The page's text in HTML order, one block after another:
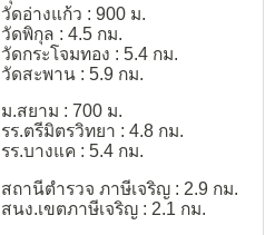
วัดอ่างแก้ว : 900 ม.
วัดพิกุล : 4.5 กม.
วัดกระโจมทอง : 5.4 กม.
วัดสะพาน : 5.9 กม.
ม.สยาม : 700 ม.
รร.ตรีมิตรวิทยา : 4.8 กม.
รร.บางแค : 5.4 กม.
สถานีตำรวจ ภาษีเจริญ : 2.9 กม.
สนง.เขตภาษีเจริญ : 2.1 กม.